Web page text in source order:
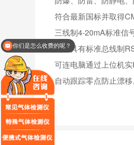
符合最新国标并取得
三线制4-20mA标准信
同时具有标准总线制
可连电脑通过上位机
自动跟踪零点防止漂
你们是怎么收费的呢？
现在有优惠活动么？